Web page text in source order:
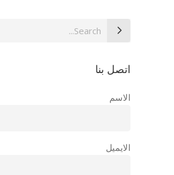
Search
for:
اتصل بنا
الاسم
الايميل